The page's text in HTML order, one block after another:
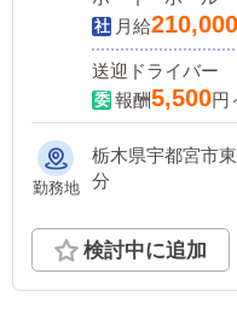
月給210,000
送迎ドライバー
報酬5,500円
勤務地
栃木県宇都宮市東宿郷1-5-17
分
検討中に追加